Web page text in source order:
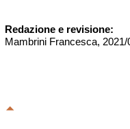
Redazione e revisione:
Mambrini Francesca,